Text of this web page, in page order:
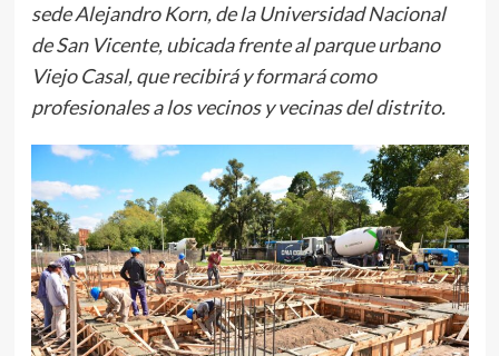
sede Alejandro Korn, de la Universidad Nacional
de San Vicente, ubicada frente al parque urbano
Viejo Casal, que recibirá y formará como
profesionales a los vecinos y vecinas del distrito.